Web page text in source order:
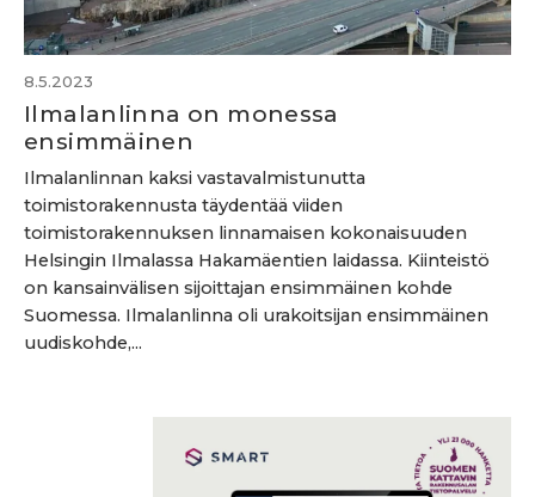
8.5.2023
Ilmalanlinna on monessa
ensimmäinen
Ilmalanlinnan kaksi vastavalmistunutta
toimistorakennusta täydentää viiden
toimistorakennuksen linnamaisen kokonaisuuden
Helsingin Ilmalassa Hakamäentien laidassa. Kiinteistö
on kansainvälisen sijoittajan ensimmäinen kohde
Suomessa. Ilmalanlinna oli urakoitsijan ensimmäinen
uudiskohde,...